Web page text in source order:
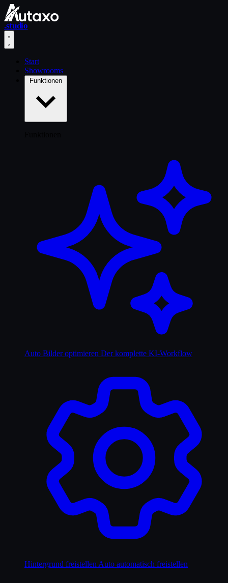
.studio
Start
Showrooms
Auto Bilder optimieren Der komplette KI-Workflow
Hintergrund freistellen Auto automatisch freistellen